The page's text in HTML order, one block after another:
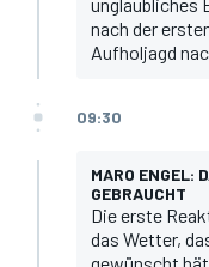
nach der
Aufholjagd
09:30
MARO ENGEL:
GEBRAUCHT
Die erste
das Wetter,